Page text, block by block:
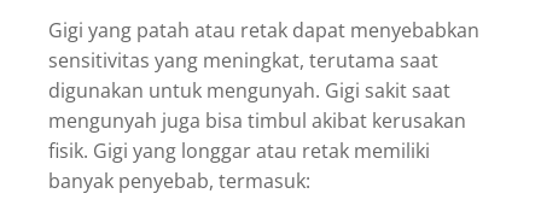
Gigi yang patah atau retak dapat menyebabkan
sensitivitas yang meningkat, terutama saat
digunakan untuk mengunyah. Gigi sakit saat
mengunyah juga bisa timbul akibat kerusakan
fisik. Gigi yang longgar atau retak memiliki
banyak penyebab, termasuk: